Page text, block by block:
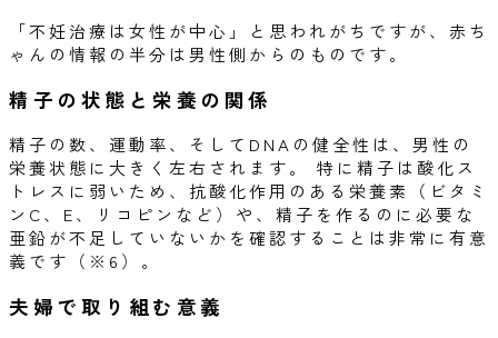
「不妊治療は女性が中心」と思われがちですが、赤ち
ゃんの情報の半分は男性側からのものです。
精子の状態と栄養の関係
精子の数、運動率、そしてDNAの健全性は、男性の
栄養状態に大きく左右されます。 特に精子は酸化ス
トレスに弱いため、抗酸化作用のある栄養素（ビタミ
ンC、E、リコピンなど）や、精子を作るのに必要な
亜鉛が不足していないかを確認することは非常に有意
義です（※6）。
夫婦で取り組む意義